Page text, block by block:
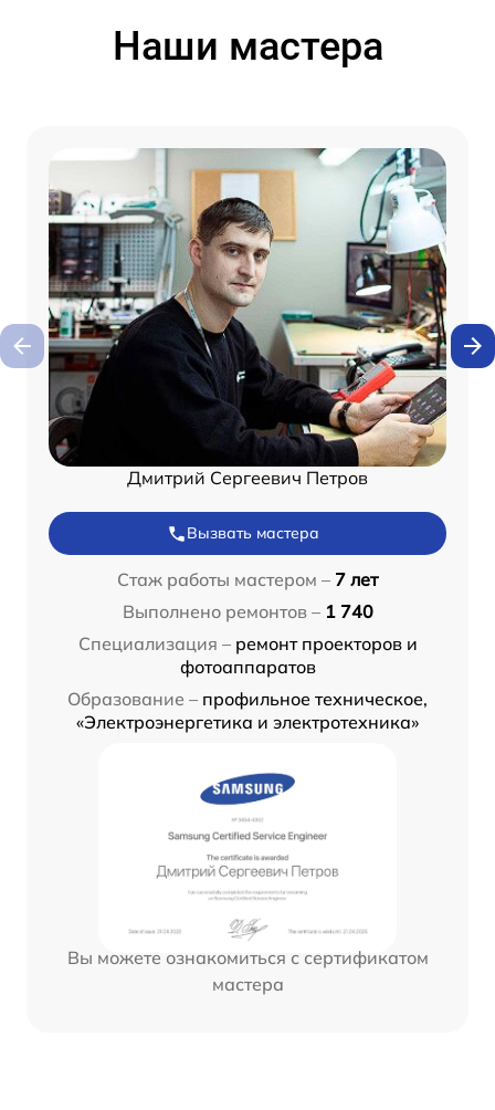
Наши мастера
Дмитрий Сергеевич Петров
Вызвать мастера
Стаж работы мастером – 7 лет
Выполнено ремонтов – 1 740
Специализация – ремонт проекторов и
фотоаппаратов
Образование – профильное техническое,
«Электроэнергетика и электротехника»
Вы можете ознакомиться с сертификатом
мастера